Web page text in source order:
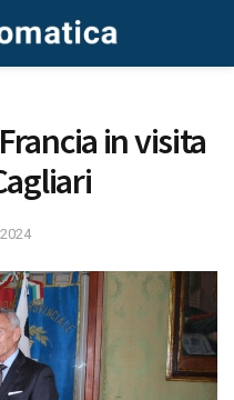
in visita